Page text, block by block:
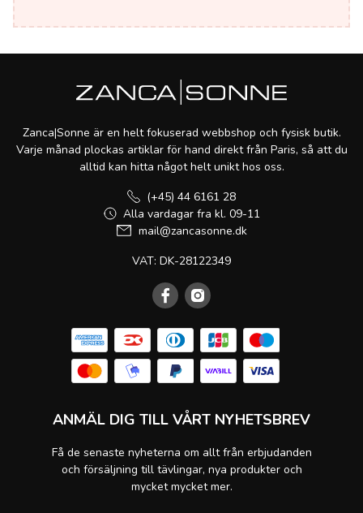
Zanca|Sonne är en helt fokuserad webbshop och fysisk butik.
Varje månad plockas artiklar för hand direkt från Paris, så att du
alltid kan hitta något helt unikt hos oss.
(+45) 44 6161 28
Alla vardagar fra kl. 09-11
mail@zancasonne.dk
VAT: DK-28122349
ANMÄL DIG TILL VÅRT NYHETSBREV
Få de senaste nyheterna om allt från erbjudanden
och försäljning till tävlingar, nya produkter och
mycket mycket mer.